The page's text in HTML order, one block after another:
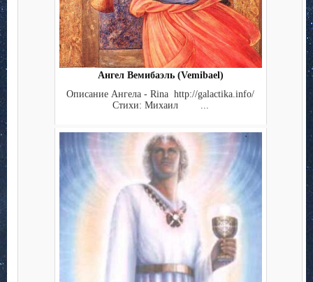
Ангел Вемибаэль (Vemibael)
Описание Ангела - Rina http://galactika.info/
Стихи: Михаил ...